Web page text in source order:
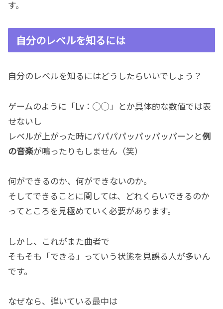
す。
自分のレベルを知るには
自分のレベルを知るにはどうしたらいいでしょう？
ゲームのように「Lv：◯◯」とか具体的な数値では表
せないし
レベルが上がった時にパパパパッパッパッパーンと例
の音楽が鳴ったりもしません（笑）
何ができるのか、何ができないのか。
そしてできることに関しては、どれくらいできるのか
ってところを見極めていく必要があります。
しかし、これがまた曲者で
そもそも「できる」っていう状態を見誤る人が多いん
です。
なぜなら、弾いている最中は